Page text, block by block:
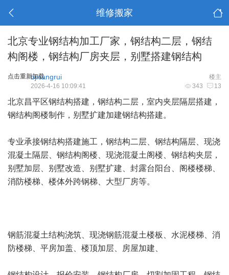
维修搬家
北京专业钢结构加工厂家，钢结构二层，钢结
构阁楼，钢结构厂房夹层，别墅搭建钢结构
点击重新加载 楼主
bjxiangrui
343 13
2026-4-16 10:09:41
北京昌平区钢结构搭建，钢结构二层，室内夹层隔层搭建，
钢结构阁楼制作，别墅扩建加建钢结构搭建。
专业承接钢结构搭建施工，钢结构二层、钢结构隔层、现浇
混凝土隔层、钢结构阁楼、现浇混凝土阁楼、钢结构夹层，
别墅加层、别墅改造、别墅扩建、封露台阳台、阁楼楼梯、
消防楼梯、楼体外跨钢梯、大型厂房等。
钢筋混凝土结构浇筑、现浇钢筋混凝土楼板、水泥楼梯、消
防楼梯、平房加盖、楼顶加层、房屋加建、